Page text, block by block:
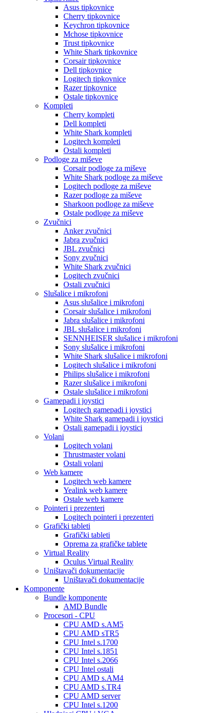
Asus tipkovnice
Cherry tipkovnice
Keychron tipkovnice
Mchose tipkovnice
Trust tipkovnice
White Shark tipkovnice
Corsair tipkovnice
Dell tipkovnice
Logitech tipkovnice
Razer tipkovnice
Ostale tipkovnice
Kompleti
Cherry kompleti
Dell kompleti
White Shark kompleti
Logitech kompleti
Ostali kompleti
Podloge za miševe
Corsair podloge za miševe
White Shark podloge za miševe
Logitech podloge za miševe
Razer podloge za miševe
Sharkoon podloge za miševe
Ostale podloge za miševe
Zvučnici
Anker zvučnici
Jabra zvučnici
JBL zvučnici
Sony zvučnici
White Shark zvučnici
Logitech zvučnici
Ostali zvučnici
Slušalice i mikrofoni
Asus slušalice i mikrofoni
Corsair slušalice i mikrofoni
Jabra slušalice i mikrofoni
JBL slušalice i mikrofoni
SENNHEISER slušalice i mikrofoni
Sony slušalice i mikrofoni
White Shark slušalice i mikrofoni
Logitech slušalice i mikrofoni
Philips slušalice i mikrofoni
Razer slušalice i mikrofoni
Ostale slušalice i mikrofoni
Gamepadi i joystici
Logitech gamepadi i joystici
White Shark gamepadi i joystici
Ostali gamepadi i joystici
Volani
Logitech volani
Thrustmaster volani
Ostali volani
Web kamere
Logitech web kamere
Yealink web kamere
Ostale web kamere
Pointeri i prezenteri
Logitech pointeri i prezenteri
Grafički tableti
Grafički tableti
Oprema za grafičke tablete
Virtual Reality
Oculus Virtual Reality
Uništavači dokumentacije
Uništavači dokumentacije
Komponente
Bundle komponente
AMD Bundle
Procesori - CPU
CPU AMD s.AM5
CPU AMD sTR5
CPU Intel s.1700
CPU Intel s.1851
CPU Intel s.2066
CPU Intel ostali
CPU AMD s.AM4
CPU AMD s.TR4
CPU AMD server
CPU Intel s.1200